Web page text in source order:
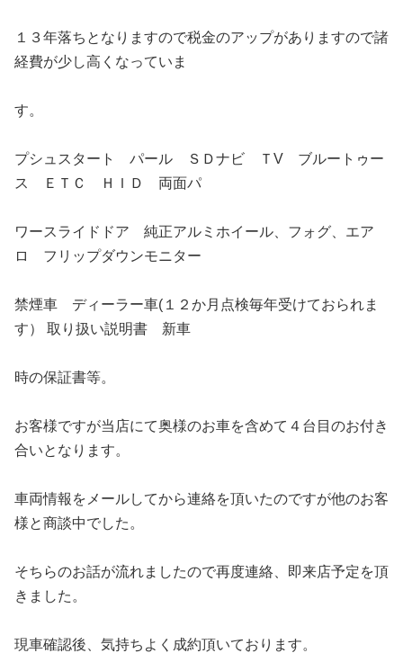
１３年落ちとなりますので税金のアップがありますので諸
経費が少し高くなっていま
す。
プシュスタート パール ＳＤナビ ＴV ブルートゥー
ス ＥＴＣ ＨＩＤ 両面パ
ワースライドドア 純正アルミホイール、フォグ、エア
ロ フリップダウンモニター
禁煙車 ディーラー車(１２か月点検毎年受けておられま
す） 取り扱い説明書 新車
時の保証書等。
お客様ですが当店にて奥様のお車を含めて４台目のお付き
合いとなります。
車両情報をメールしてから連絡を頂いたのですが他のお客
様と商談中でした。
そちらのお話が流れましたので再度連絡、即来店予定を頂
きました。
現車確認後、気持ちよく成約頂いております。